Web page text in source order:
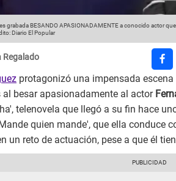
grabada BESANDO APASIONADAMENTE a conocido actor
Diario El Popular
Regalado
protagonizó una impensada
al besar apasionadamente al actor
telenovela que llegó a su fin hace
quien mande', que ella conduce
un reto de actuación, pese a que él